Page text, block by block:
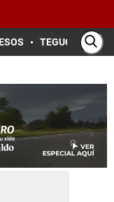
TEGUCIGALPA